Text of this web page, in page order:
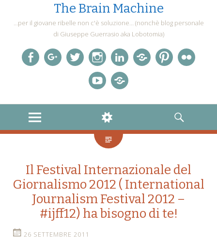
The Brain Machine
…per il giovane ribelle non c'è soluzione… (nonchè blog personale
di Giuseppe Guerrasio aka Lobotomia)
twitterInstagramLinkedIn
MENU
WIDGETS
SEARCH
Il Festival Internazionale del
Giornalismo 2012 ( International
Journalism Festival 2012 –
#ijff12) ha bisogno di te!
26 SETTEMBRE 2011